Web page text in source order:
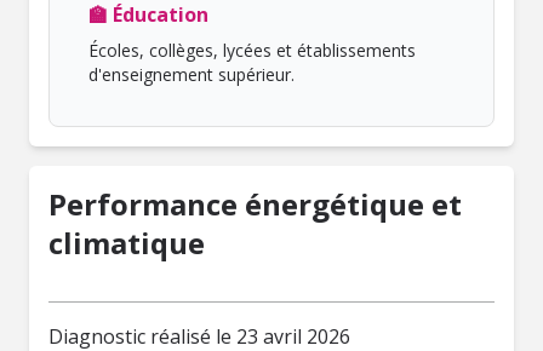
🏫 Éducation
Écoles, collèges, lycées et établissements
d'enseignement supérieur.
Performance énergétique et
climatique
Diagnostic réalisé le 23 avril 2026